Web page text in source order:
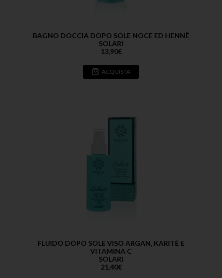
BAGNO DOCCIA DOPO SOLE NOCE ED HENNÈ
SOLARI
13,90€
ACQUISTA
FLUIDO DOPO SOLE VISO ARGAN, KARITÈ E
VITAMINA C
SOLARI
21,40€